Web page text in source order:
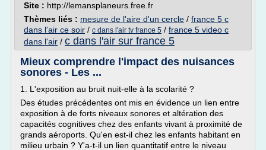
Site : http://lemansplaneurs.free.fr
Thèmes liés : mesure de l'aire d'un cercle / france 5 c
dans l'air ce soir / c dans l'air tv france 5 / france 5 video c
dans l'air / c dans l'air sur france 5
Mieux comprendre l'impact des nuisances
sonores - Les ...
1. L'exposition au bruit nuit-elle à la scolarité ?
Des études précédentes ont mis en évidence un lien entre
exposition à de forts niveaux sonores et altération des
capacités cognitives chez des enfants vivant à proximité de
grands aéroports. Qu'en est-il chez les enfants habitant en
milieu urbain ? Y'a-t-il un lien quantitatif entre le niveau